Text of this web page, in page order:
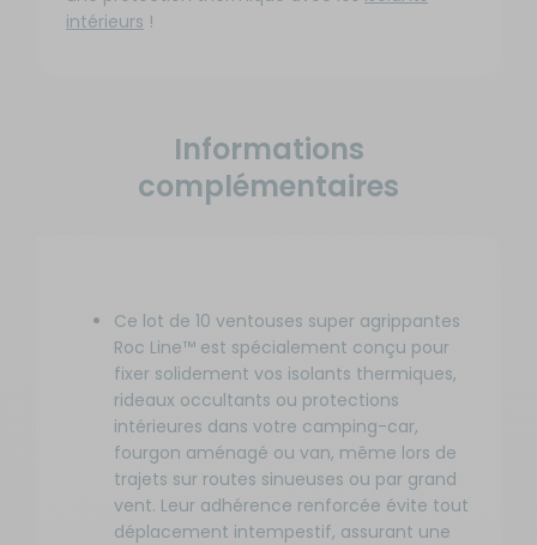
intérieurs !
Informations
complémentaires
Ce lot de 10 ventouses super agrippantes
Roc Line™ est spécialement conçu pour
fixer solidement vos isolants thermiques,
rideaux occultants ou protections
intérieures dans votre camping-car,
fourgon aménagé ou van, même lors de
trajets sur routes sinueuses ou par grand
vent. Leur adhérence renforcée évite tout
déplacement intempestif, assurant une